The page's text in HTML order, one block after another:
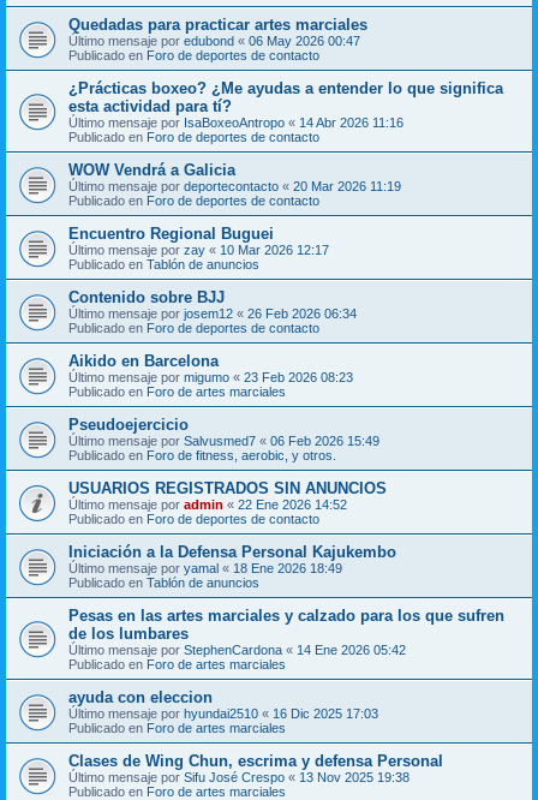
Quedadas para practicar artes marciales
Último mensaje por edubond « 06 May 2026 00:47
Publicado en Foro de deportes de contacto
¿Prácticas boxeo? ¿Me ayudas a entender lo que significa
esta actividad para tí?
Último mensaje por IsaBoxeoAntropo « 14 Abr 2026 11:16
Publicado en Foro de deportes de contacto
WOW Vendrá a Galicia
Último mensaje por deportecontacto « 20 Mar 2026 11:19
Publicado en Foro de deportes de contacto
Encuentro Regional Buguei
Último mensaje por zay « 10 Mar 2026 12:17
Publicado en Tablón de anuncios
Contenido sobre BJJ
Último mensaje por josem12 « 26 Feb 2026 06:34
Publicado en Foro de deportes de contacto
Aikido en Barcelona
Último mensaje por migumo « 23 Feb 2026 08:23
Publicado en Foro de artes marciales
Pseudoejercicio
Último mensaje por Salvusmed7 « 06 Feb 2026 15:49
Publicado en Foro de fitness, aerobic, y otros.
USUARIOS REGISTRADOS SIN ANUNCIOS
Último mensaje por admin « 22 Ene 2026 14:52
Publicado en Foro de deportes de contacto
Iniciación a la Defensa Personal Kajukembo
Último mensaje por yamal « 18 Ene 2026 18:49
Publicado en Tablón de anuncios
Pesas en las artes marciales y calzado para los que sufren
de los lumbares
Último mensaje por StephenCardona « 14 Ene 2026 05:42
Publicado en Foro de artes marciales
ayuda con eleccion
Último mensaje por hyundai2510 « 16 Dic 2025 17:03
Publicado en Foro de artes marciales
Clases de Wing Chun, escrima y defensa Personal
Último mensaje por Sifu José Crespo « 13 Nov 2025 19:38
Publicado en Foro de artes marciales